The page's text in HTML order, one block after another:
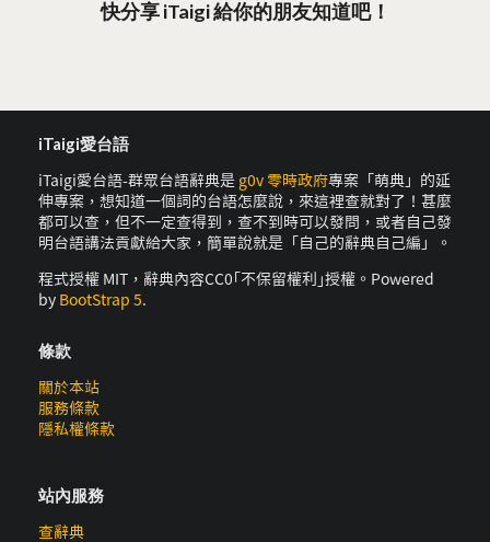
快分享 iTaigi 給你的朋友知道吧！
iTaigi愛台語
iTaigi愛台語-群眾台語辭典是 g0v 零時政府專案「萌典」的延
伸專案，想知道一個詞的台語怎麼說，來這裡查就對了！甚麼
都可以查，但不一定查得到，查不到時可以發問，或者自己發
明台語講法貢獻給大家，簡單說就是「自己的辭典自己編」。
程式授權 MIT，辭典內容CC0｢不保留權利｣授權。Powered
by BootStrap 5.
條款
關於本站
服務條款
隱私權條款
站內服務
查辭典